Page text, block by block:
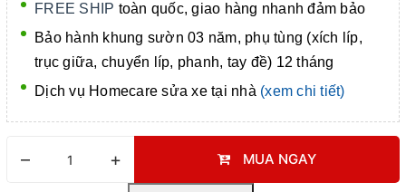
FREE SHIP toàn quốc, giao hàng nhanh đảm bảo
Bảo hành khung sườn 03 năm, phụ tùng (xích líp,
trục giữa, chuyển líp, phanh, tay đề) 12 tháng
Dịch vụ Homecare sửa xe tại nhà (xem chi tiết)
– + MUA NGAY